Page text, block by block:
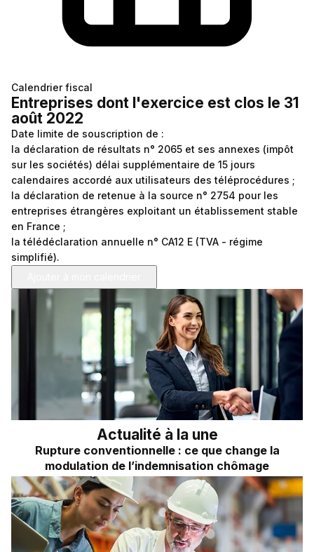
Revenu du dirigeant
Impôts sur les sociétés
Dividendes
Quizz RH&VOUS ?
Sondage du mois
Calendrier fiscal
Entreprises dont l'exercice est clos le 31
août 2022
Date limite de souscription de :
la déclaration de résultats n° 2065 et ses annexes (impôt
sur les sociétés) délai supplémentaire de 15 jours
calendaires accordé aux utilisateurs des téléprocédures ;
la déclaration de retenue à la source n° 2754 pour les
entreprises étrangères exploitant un établissement stable
en France ;
la télédéclaration annuelle n° CA12 E (TVA - régime
simplifié).
Actualité à la une
Rupture conventionnelle : ce que change la
modulation de l’indemnisation chômage